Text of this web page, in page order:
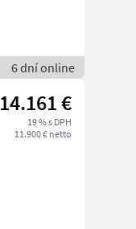
6 dní online
14.161 €
19 % s DPH
11.900 € netto